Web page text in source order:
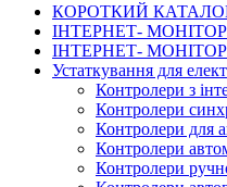
КОРОТКИЙ
ІНТЕРНЕТ-
ІНТЕРНЕТ-
Устаткування для
Контролери з
Контролери
Контролери для
Контролери
Контролери